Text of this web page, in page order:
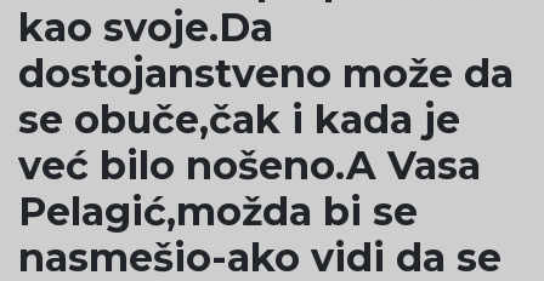
kao svoje.Da
dostojanstveno može da
se obuče,čak i kada je
već bilo nošeno.A Vasa
Pelagić,možda bi se
nasmešio-ako vidi da se